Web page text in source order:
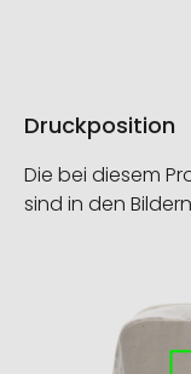
Druckposition
Die bei diesem
sind in den